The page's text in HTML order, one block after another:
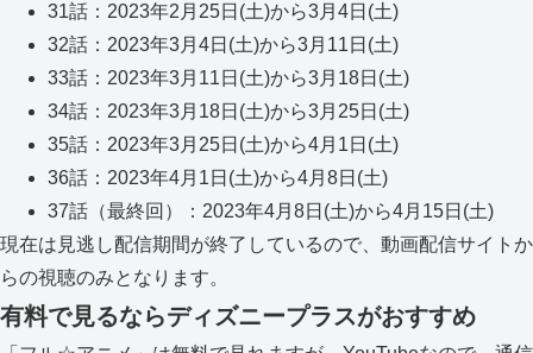
31話：2023年2月25日(土)から3月4日(土)
32話：2023年3月4日(土)から3月11日(土)
33話：2023年3月11日(土)から3月18日(土)
34話：2023年3月18日(土)から3月25日(土)
35話：2023年3月25日(土)から4月1日(土)
36話：2023年4月1日(土)から4月8日(土)
37話（最終回）：2023年4月8日(土)から4月15日(土)
現在は見逃し配信期間が終了しているので、動画配信サイトか
らの視聴のみとなります。
有料で見るならディズニープラスがおすすめ